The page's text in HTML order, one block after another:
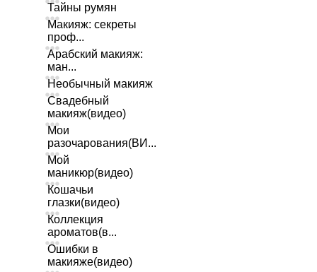
Тайны румян
Макияж: секреты
проф...
Арабский макияж:
ман...
Необычный макияж
Свадебный
макияж(видео)
Мои
разочарования(ВИ...
Мой
маникюр(видео)
Кошачьи
глазки(видео)
Коллекция
ароматов(в...
Ошибки в
макияже(видео)